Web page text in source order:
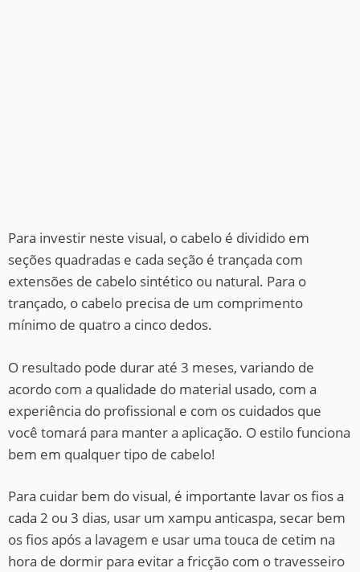
Para investir neste visual, o cabelo é dividido em
seções quadradas e cada seção é trançada com
extensões de cabelo sintético ou natural. Para o
trançado, o cabelo precisa de um comprimento
mínimo de quatro a cinco dedos.
O resultado pode durar até 3 meses, variando de
acordo com a qualidade do material usado, com a
experiência do profissional e com os cuidados que
você tomará para manter a aplicação. O estilo funciona
bem em qualquer tipo de cabelo!
Para cuidar bem do visual, é importante lavar os fios a
cada 2 ou 3 dias, usar um xampu anticaspa, secar bem
os fios após a lavagem e usar uma touca de cetim na
hora de dormir para evitar a fricção com o travesseiro